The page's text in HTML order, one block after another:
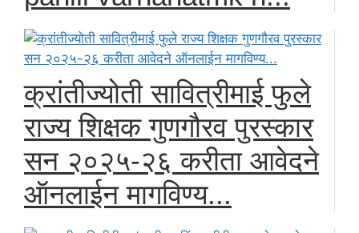
क्रांतीज्योती सावित्रीमाई फुले
राज्य शिक्षक गुणगौरव पुरस्कार
सन २०२५-२६ करीता आवेदने
ऑनलाईन मागविण्य...